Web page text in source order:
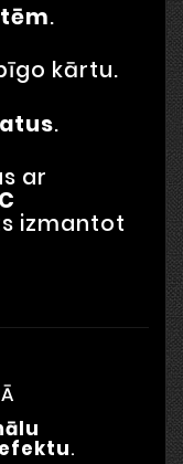
.
kārtu.
.
ar
izmantot
.